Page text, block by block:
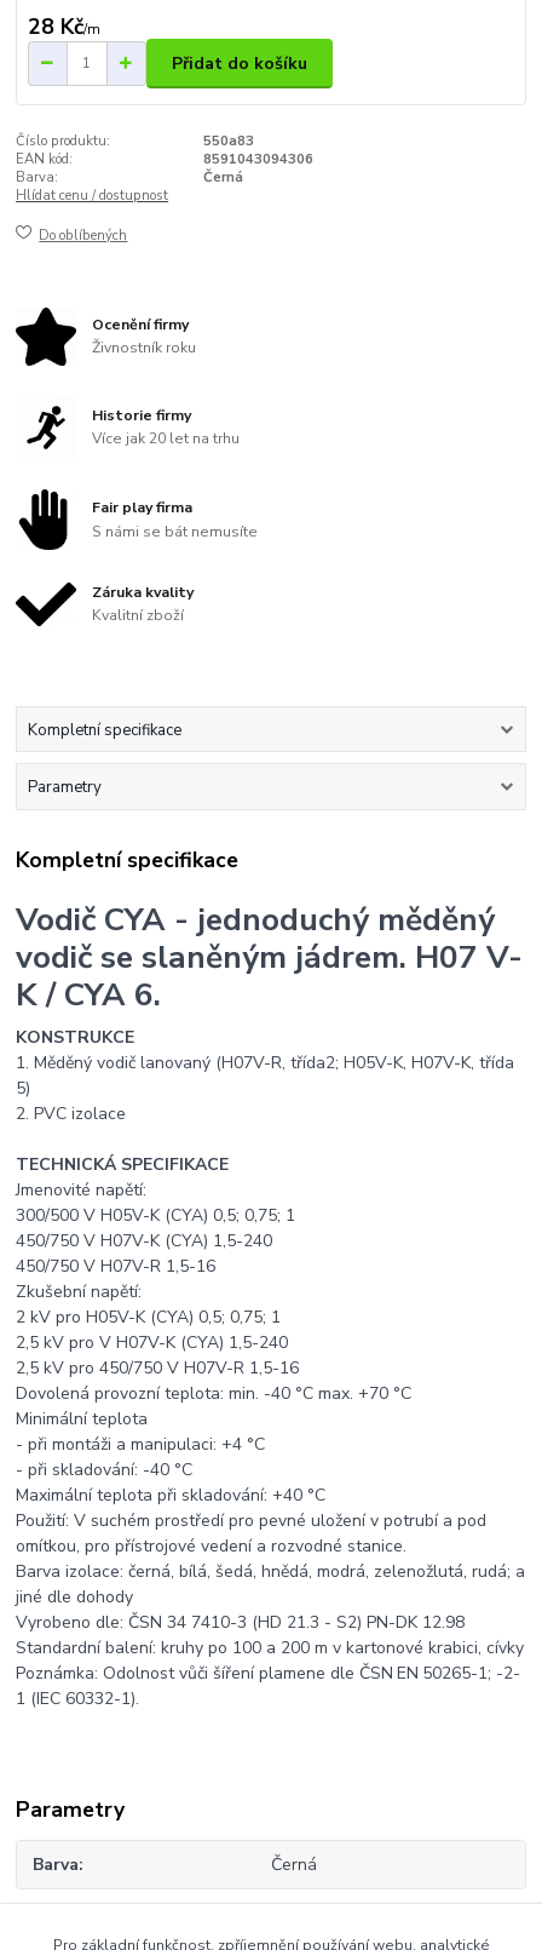
28 Kč/m
Přidat do košíku
Číslo produktu:
550a83
EAN kód:
8591043094306
Barva:
Černá
Hlídat cenu / dostupnost
Do oblíbených
Ocenění firmy
Živnostník roku
Historie firmy
Více jak 20 let na trhu
Fair play firma
S námi se bát nemusíte
Záruka kvality
Kvalitní zboží
Kompletní specifikace
Parametry
Kompletní specifikace
Vodič CYA - jednoduchý měděný
vodič se slaněným jádrem. H07 V-
K / CYA 6.
KONSTRUKCE
1. Měděný vodič lanovaný (H07V-R, třída2; H05V-K, H07V-K, třída
5)
2. PVC izolace
TECHNICKÁ SPECIFIKACE
Jmenovité napětí:
300/500 V H05V-K (CYA) 0,5; 0,75; 1
450/750 V H07V-K (CYA) 1,5-240
450/750 V H07V-R 1,5-16
Zkušební napětí:
2 kV pro H05V-K (CYA) 0,5; 0,75; 1
2,5 kV pro V H07V-K (CYA) 1,5-240
2,5 kV pro 450/750 V H07V-R 1,5-16
Dovolená provozní teplota: min. -40 °C max. +70 °C
Minimální teplota
- při montáži a manipulaci: +4 °C
- při skladování: -40 °C
Maximální teplota při skladování: +40 °C
Použití: V suchém prostředí pro pevné uložení v potrubí a pod
omítkou, pro přístrojové vedení a rozvodné stanice.
Barva izolace: černá, bílá, šedá, hnědá, modrá, zelenožlutá, rudá; a
jiné dle dohody
Vyrobeno dle: ČSN 34 7410-3 (HD 21.3 - S2) PN-DK 12.98
Standardní balení: kruhy po 100 a 200 m v kartonové krabici, cívky
Poznámka: Odolnost vůči šíření plamene dle ČSN EN 50265-1; -2-
1 (IEC 60332-1).
Parametry
Barva Černá
Pro základní funkčnost, zpříjemnění používání webu, analytické